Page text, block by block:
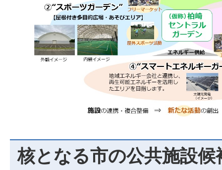
核となる市の公共施設候